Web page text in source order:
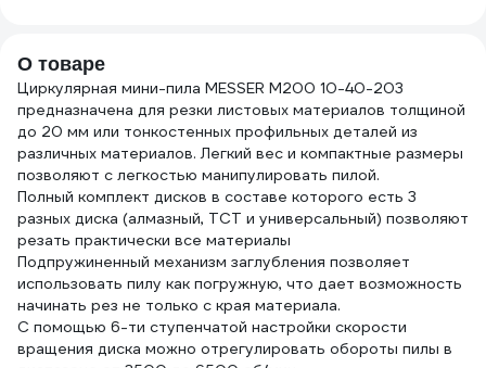
пластику 193936
О товаре
Циркулярная мини-пила MESSER M200 10-40-203
предназначена для резки листовых материалов толщиной
до 20 мм или тонкостенных профильных деталей из
различных материалов. Легкий вес и компактные размеры
позволяют с легкостью манипулировать пилой.
Полный комплект дисков в составе которого есть 3
разных диска (алмазный, ТСТ и универсальный) позволяют
резать практически все материалы
Подпружиненный механизм заглубления позволяет
использовать пилу как погружную, что дает возможность
начинать рез не только с края материала.
С помощью 6-ти ступенчатой настройки скорости
вращения диска можно отрегулировать обороты пилы в